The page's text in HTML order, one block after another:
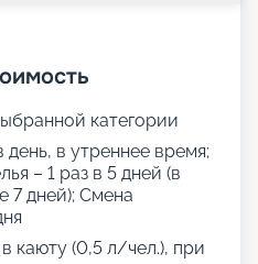
категории
в утреннее время;
– 1 раз в 5 дней (в
7 дней); Смена
каюту (0,5 л/чел.), при